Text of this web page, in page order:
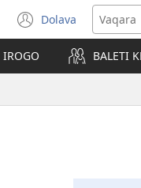
Dolava
(opens
new
window)
IROGO BALETI